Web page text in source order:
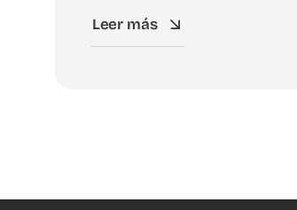
Leer más